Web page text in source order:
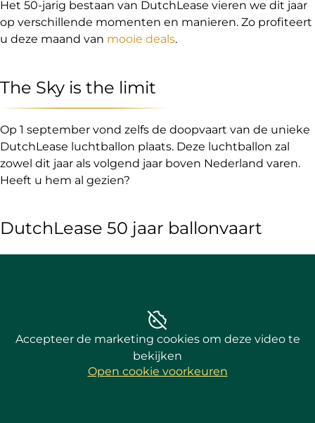
Het 50-jarig bestaan van DutchLease vieren we dit jaar
op verschillende momenten en manieren. Zo profiteert
u deze maand van mooie deals.
The Sky is the limit
Op 1 september vond zelfs de doopvaart van de unieke
DutchLease luchtballon plaats. Deze luchtballon zal
zowel dit jaar als volgend jaar boven Nederland varen.
Heeft u hem al gezien?
DutchLease 50 jaar ballonvaart
Accepteer de marketing cookies om deze video te
bekijken
Open cookie voorkeuren